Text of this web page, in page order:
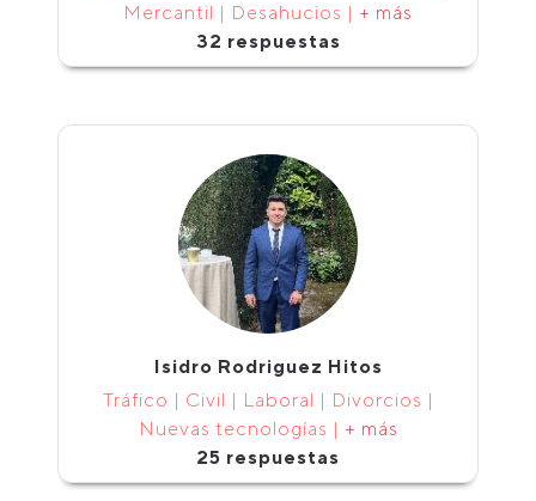
Mercantil | Desahucios | + más
32 respuestas
Isidro Rodriguez Hitos
Tráfico | Civil | Laboral | Divorcios |
Nuevas tecnologías | + más
25 respuestas